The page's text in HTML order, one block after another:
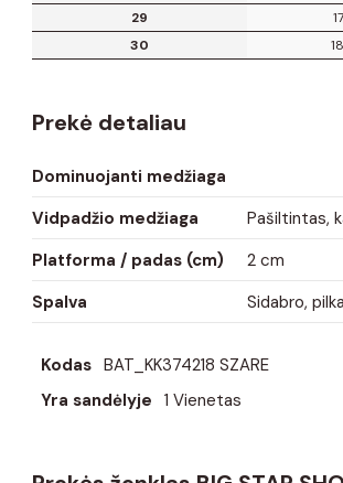
29
30
Prekė detaliau
Dominuojanti medžiaga
Vidpadžio medžiaga
Pašiltintas,
Platforma / padas (cm)
2 cm
Spalva
Sidabro, pilka
Kodas BAT_KK374218 SZARE
Yra sandėlyje 1 Vienetas